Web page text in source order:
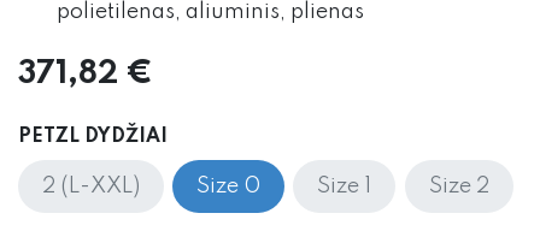
polietilenas, aliuminis, plienas
371,82 €
PETZL DYDŽIAI
2 (L-XXL) Size 0 Size 1 Size 2